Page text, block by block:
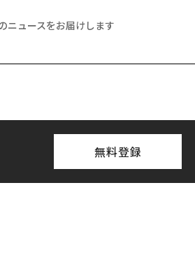
ニュースをお届けします
無料登録